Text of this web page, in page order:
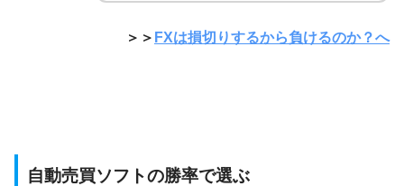
＞＞ FXは損切りするから負けるのか？へ
自動売買ソフトの勝率で選ぶ